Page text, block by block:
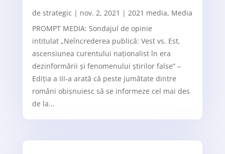
de strategic | nov. 2, 2021 | 2021 media, Media
PROMPT MEDIA: Sondajul de opinie
intitulat „Neîncrederea publică: Vest vs. Est,
ascensiunea curentului naționalist în era
dezinformării și fenomenului știrilor false” –
Ediția a III-a arată că peste jumătate dintre
români obișnuiesc să se informeze cel mai des
de la...